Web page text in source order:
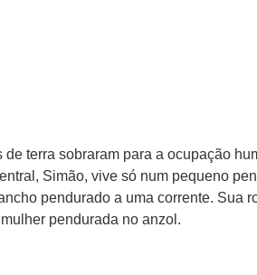
terra sobraram para a ocupação
Simão, vive só num pequeno
pendurado a uma corrente. Sua
pendurada no anzol.